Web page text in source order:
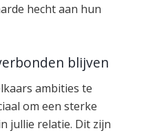
hecht aan hun
blijven
ambities te
om een sterke
jullie relatie. Dit zijn